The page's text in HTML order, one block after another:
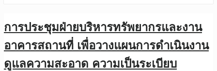
การประชุมฝ่ายบริหารทรัพยากรและงาน
อาคารสถานที่ เพื่อวางแผนการดำเนินงาน
ดูแลความสะอาด ความเป็นระเบียบ